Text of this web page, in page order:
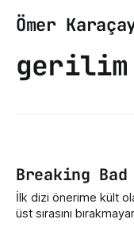
Ömer
gerilim
Breaking Bad
İlk dizi önerime kült
üst sırasını